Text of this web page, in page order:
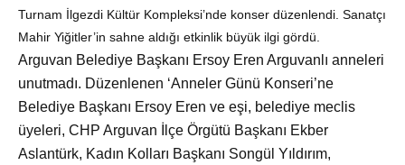
Turnam İlgezdi Kültür Kompleksi’nde konser düzenlendi. Sanatçı
Mahir Yiğitler’in sahne aldığı etkinlik büyük ilgi gördü.
Arguvan Belediye Başkanı Ersoy Eren Arguvanlı anneleri
unutmadı. Düzenlenen ‘Anneler Günü Konseri’ne
Belediye Başkanı Ersoy Eren ve eşi, belediye meclis
üyeleri, CHP Arguvan İlçe Örgütü Başkanı Ekber
Aslantürk, Kadın Kolları Başkanı Songül Yıldırım,